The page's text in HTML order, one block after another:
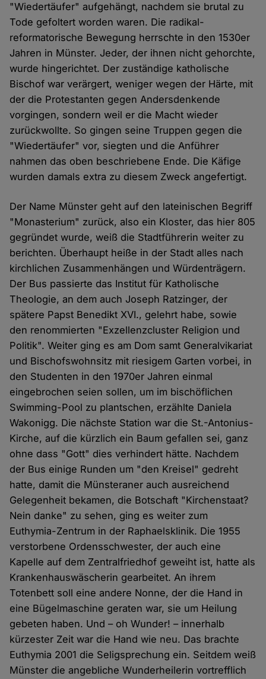
"Wiedertäufer" aufgehängt, nachdem sie brutal zu
Tode gefoltert worden waren. Die radikal-
reformatorische Bewegung herrschte in den 1530er
Jahren in Münster. Jeder, der ihnen nicht gehorchte,
wurde hingerichtet. Der zuständige katholische
Bischof war verärgert, weniger wegen der Härte, mit
der die Protestanten gegen Andersdenkende
vorgingen, sondern weil er die Macht wieder
zurückwollte. So gingen seine Truppen gegen die
"Wiedertäufer" vor, siegten und die Anführer
nahmen das oben beschriebene Ende. Die Käfige
wurden damals extra zu diesem Zweck angefertigt.
Der Name Münster geht auf den lateinischen Begriff
"Monasterium" zurück, also ein Kloster, das hier 805
gegründet wurde, weiß die Stadtführerin weiter zu
berichten. Überhaupt heiße in der Stadt alles nach
kirchlichen Zusammenhängen und Würdenträgern.
Der Bus passierte das Institut für Katholische
Theologie, an dem auch Joseph Ratzinger, der
spätere Papst Benedikt XVI., gelehrt habe, sowie
den renommierten "Exzellenzcluster Religion und
Politik". Weiter ging es am Dom samt Generalvikariat
und Bischofswohnsitz mit riesigem Garten vorbei, in
den Studenten in den 1970er Jahren einmal
eingebrochen seien sollen, um im bischöflichen
Swimming-Pool zu plantschen, erzählte Daniela
Wakonigg. Die nächste Station war die St.-Antonius-
Kirche, auf die kürzlich ein Baum gefallen sei, ganz
ohne dass "Gott" dies verhindert hätte. Nachdem
der Bus einige Runden um "den Kreisel" gedreht
hatte, damit die Münsteraner auch ausreichend
Gelegenheit bekamen, die Botschaft "Kirchenstaat?
Nein danke" zu sehen, ging es weiter zum
Euthymia-Zentrum in der Raphaelsklinik. Die 1955
verstorbene Ordensschwester, der auch eine
Kapelle auf dem Zentralfriedhof geweiht ist, hatte als
Krankenhauswäscherin gearbeitet. An ihrem
Totenbett soll eine andere Nonne, der die Hand in
eine Bügelmaschine geraten war, sie um Heilung
gebeten haben. Und – oh Wunder! – innerhalb
kürzester Zeit war die Hand wie neu. Das brachte
Euthymia 2001 die Seligsprechung ein. Seitdem weiß
Münster die angebliche Wunderheilerin vortrefflich